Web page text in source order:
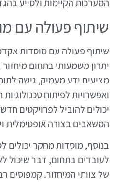
המערכות הקיימות ולסייע
שיתוף פעולה עם
שיתוף פעולה עם מוסדות
יתרון משמעותי בתחום
מציעים ידע מעמיק, גישה
ואפשרויות לפיתוח
יכולים להוביל לפרויקטים
המשאבים בצורה אופטימלית
בנוסף, מוסדות מחקר יכולים
לעובדים בתחום, דבר שיכול
של צוותי המיחזור. קמפוסים